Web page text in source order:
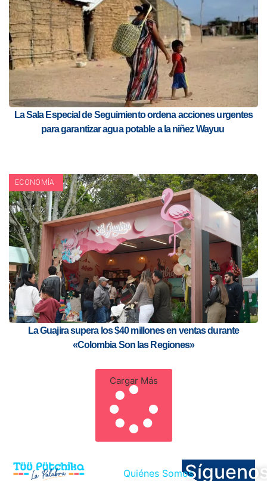
La Sala Especial de Seguimiento ordena acciones urgentes
para garantizar agua potable a la niñez Wayuu
ECONOMÍA
La Guajira supera los $40 millones en ventas durante
«Colombia Son las Regiones»
Cargar Más
Quiénes Somos